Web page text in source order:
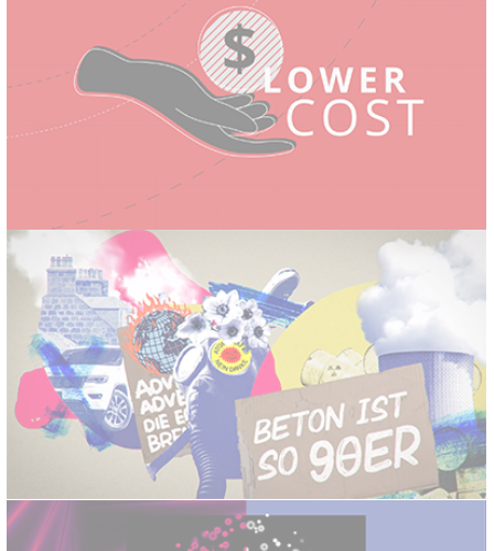
RIEDEL SIMPLYLIFE CES PROMO
DCKS // FINDET DEMO